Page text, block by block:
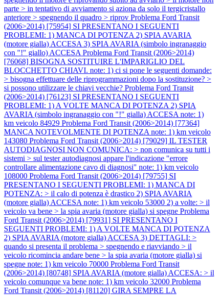
parte > in tentativo di avviamento si aziona da solo il tergicristallo
anteriore > spegnendo il quadro > riprov Problema Ford Transit
(2006>2014) [75954] SI PRESENTANO I SEGUENTI
PROBLEMI: 1) MANCA DI POTENZA 2) SPIA AVARIA
(motore gialla) ACCESA 3) SPIA AVARIA (simbolo ingranaggio
con "!" giallo) ACCESA Problema Ford Transit (2006>2014)
[76068] BISOGNA SOSTITUIRE L'IMPARIGLIO DEL
BLOCCHETTO CHIAVI. note: 1) ci si pone le seguenti domande:
> bisogna effettuare delle riprogrammazioni dopo la sostituzione? >
si possono utilizzare le chiavi vecchie? Problema Ford Transit
(2006>2014) [76123] SI PRESENTANO I SEGUENTI
PROBLEMI: 1) A VOLTE MANCA DI POTENZA 2) SPIA
AVARIA (simbolo ingranaggio con "!" gialla) ACCESA note: 1)
km veicolo 84929 Problema Ford Transit (2006>2014) [77364]
MANCA NOTEVOLMENTE DI POTENZA note: 1) km veicolo
143080 Problema Ford Transit (2006>2014) [79029] IL TESTER
AUTODIAGNOSI NON COMUNICA: > non comunica su tutti i
sistemi > sul tester autodiagnosi appare l'indicazione "errore
controllare alimentazione cavo di diagnosi" note: 1) km veicolo
108000 Problema Ford Transit (2006>2014) [79755] SI
PRESENTANO I SEGUENTI PROBLEMI: 1) MANCA DI
POTENZA: > il calo di potenza è drastico 2) SPIA AVARIA
(motore gialla) ACCESA note: 1) km veicolo 53000 2) a volte: > il
veicolo va bene > la spia avaria (motore gialla) si spegne Problema
Ford Transit (2006>2014) [79931] SI PRESENTANO I
SEGUENTI PROBLEMI: 1) A VOLTE MANCA DI POTENZA
2) SPIA AVARIA (motore gialla) ACCESA 3) DETTAGLI: >
quando si presenta il problema > spegnendo e riavviando > il
veicolo ricomincia andare bene > la spia avaria (motore gialla) si
spegne note: 1) km veicolo 70000 Problema Ford Transit
(2006>2014) [80748] SPIA AVARIA (motore gialla) ACCESA: > il
veicolo comunque va bene note: 1) km veicolo 32000 Problema
Ford Transit (2006>2014) [81120] GIRA SEMPRE LA